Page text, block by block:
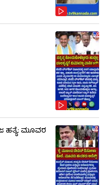
ಹತ್ಯೆ: ಮೂವರ